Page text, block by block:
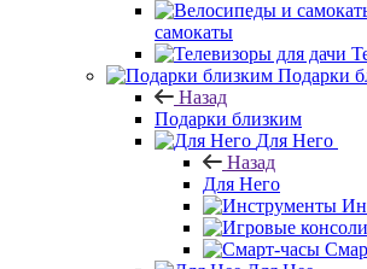
самокаты
Подарки
Назад
Подарки близким
Для Него
Назад
Для Него